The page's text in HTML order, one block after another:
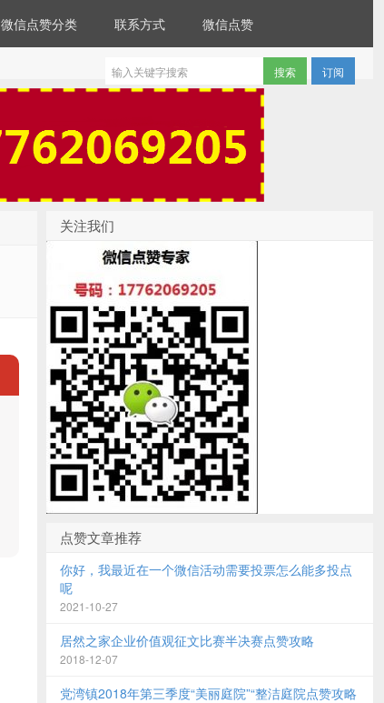
微信点赞分类 联系方式 微信点赞
订阅
关注我们
点赞文章推荐
你好，我最近在一个微信活动需要投票怎么能多投点
呢
2021-10-27
居然之家企业价值观征文比赛半决赛点赞攻略
2018-12-07
党湾镇2018年第三季度“美丽庭院”“整洁庭院点赞攻略